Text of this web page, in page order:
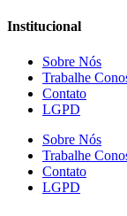
Institucional
Sobre Nós
Trabalhe
Contato
LGPD
Sobre Nós
Trabalhe
Contato
LGPD